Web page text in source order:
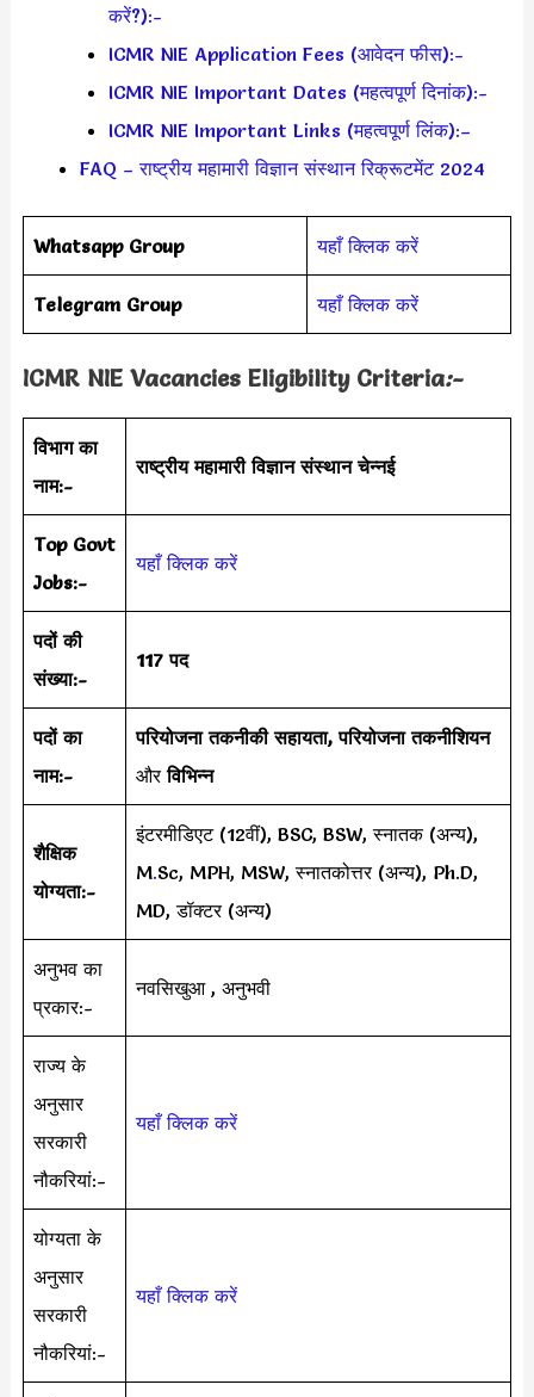
करें?):-
ICMR NIE Application Fees (आवेदन फीस):-
ICMR NIE Important Dates (महत्वपूर्ण दिनांक):-
ICMR NIE Important Links (महत्वपूर्ण लिंक):–
FAQ – राष्ट्रीय महामारी विज्ञान संस्थान रिक्रूटमेंट 2024
Whatsapp Group यहाँ क्लिक करें
Telegram Group यहाँ क्लिक करें
ICMR NIE Vacancies Eligibility Criteria:-
विभाग का
नाम:-
राष्ट्रीय महामारी विज्ञान संस्थान चेन्नई
Top Govt
Jobs:-
यहाँ क्लिक करें
पदों की
संख्या:-
117 पद
पदों का
नाम:-
परियोजना तकनीकी सहायता, परियोजना तकनीशियन
औरविभिन्न
शैक्षिक
योग्यता:-
इंटरमीडिएट (12वीं), BSC, BSW, स्नातक (अन्य),
M.Sc, MPH, MSW, स्नातकोत्तर (अन्य), Ph.D,
MD, डॉक्टर (अन्य)
अनुभव का
प्रकार:-
नवसिखुआ , अनुभवी
राज्य के
अनुसार
सरकारी
नौकरियां:-
यहाँ क्लिक करें
योग्यता के
अनुसार
सरकारी
नौकरियां:-
यहाँ क्लिक करें